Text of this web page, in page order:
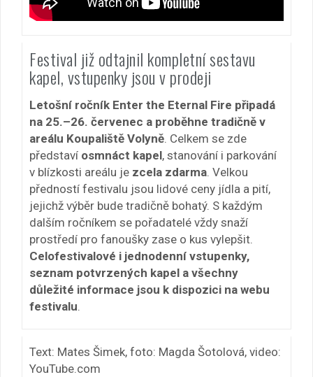
Festival již odtajnil kompletní sestavu
kapel, vstupenky jsou v prodeji
Letošní ročník Enter the Eternal Fire připadá
na 25.–26. červenec a proběhne tradičně v
areálu Koupaliště Volyně . Celkem se zde
představí osmnáct kapel, stanování i parkování
v blízkosti areálu je zcela zdarma . Velkou
předností festivalu jsou lidové ceny jídla a pití,
jejichž výběr bude tradičně bohatý. S každým
dalším ročníkem se pořadatelé vždy snaží
prostředí pro fanoušky zase o kus vylepšit.
Celofestivalové i jednodenní vstupenky,
seznam potvrzených kapel a všechny
důležité informace jsou k dispozici na webu
festivalu
Text: Mates Šimek, foto: Magda Šotolová, video:
YouTube.com